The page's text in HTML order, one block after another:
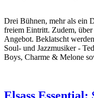
Drei Bühnen, mehr als ein
freiem Eintritt. Zudem,
Angebot. Beklatscht
Soul- und Jazzmusiker -
Boys, Charme & Melone